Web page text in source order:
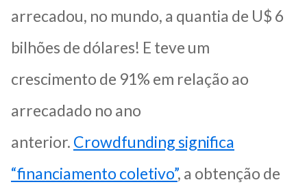
arrecadou, no mundo, a quantia de U$ 6
bilhões de dólares! E teve um
crescimento de 91% em relação ao
arrecadado no ano
anterior. Crowdfunding significa
“financiamento coletivo”, a obtenção de